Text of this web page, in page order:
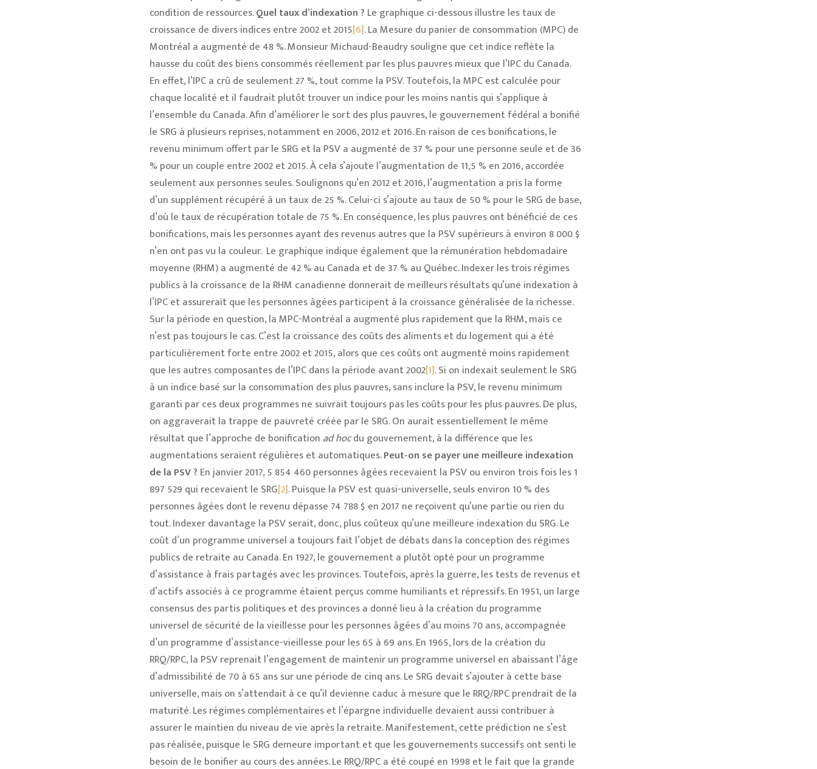
condition de ressources.Quel taux d’indexation ? Le graphique ci-dessous illustre les taux de
croissance de divers indices entre 2002 et 2015[6]. La Mesure du panier de consommation (MPC) de
Montréal a augmenté de 48 %. Monsieur Michaud-Beaudry souligne que cet indice reflète la
hausse du coût des biens consommés réellement par les plus pauvres mieux que l’IPC du Canada.
En effet, l’IPC a crû de seulement 27 %, tout comme la PSV. Toutefois, la MPC est calculée pour
chaque localité et il faudrait plutôt trouver un indice pour les moins nantis qui s’applique à
l’ensemble du Canada. Afin d’améliorer le sort des plus pauvres, le gouvernement fédéral a bonifié
le SRG à plusieurs reprises, notamment en 2006, 2012 et 2016. En raison de ces bonifications, le
revenu minimum offert par le SRG et la PSV a augmenté de 37 % pour une personne seule et de 36
% pour un couple entre 2002 et 2015. À cela s’ajoute l’augmentation de 11,5 % en 2016, accordée
seulement aux personnes seules. Soulignons qu’en 2012 et 2016, l’augmentation a pris la forme
d’un supplément récupéré à un taux de 25 %. Celui-ci s’ajoute au taux de 50 % pour le SRG de base,
d’où le taux de récupération totale de 75 %. En conséquence, les plus pauvres ont bénéficié de ces
bonifications, mais les personnes ayant des revenus autres que la PSV supérieurs à environ 8 000 $
n’en ont pas vu la couleur. Le graphique indique également que la rémunération hebdomadaire
moyenne (RHM) a augmenté de 42 % au Canada et de 37 % au Québec. Indexer les trois régimes
publics à la croissance de la RHM canadienne donnerait de meilleurs résultats qu’une indexation à
l’IPC et assurerait que les personnes âgées participent à la croissance généralisée de la richesse.
Sur la période en question, la MPC-Montréal a augmenté plus rapidement que la RHM, mais ce
n’est pas toujours le cas. C’est la croissance des coûts des aliments et du logement qui a été
particulièrement forte entre 2002 et 2015, alors que ces coûts ont augmenté moins rapidement
que les autres composantes de l’IPC dans la période avant 2002[1]. Si on indexait seulement le SRG
à un indice basé sur la consommation des plus pauvres, sans inclure la PSV, le revenu minimum
garanti par ces deux programmes ne suivrait toujours pas les coûts pour les plus pauvres. De plus,
on aggraverait la trappe de pauvreté créée par le SRG. On aurait essentiellement le même
résultat que l’approche de bonification ad hocdu gouvernement, à la différence que les
augmentations seraient régulières et automatiques.Peut-on se payer une meilleure indexation
de la PSV ? En janvier 2017, 5 854 460 personnes âgées recevaient la PSV ou environ trois fois les 1
897 529 qui recevaient le SRG[2]. Puisque la PSV est quasi-universelle, seuls environ 10 % des
personnes âgées dont le revenu dépasse 74 788 $ en 2017 ne reçoivent qu’une partie ou rien du
tout. Indexer davantage la PSV serait, donc, plus coûteux qu’une meilleure indexation du SRG. Le
coût d’un programme universel a toujours fait l’objet de débats dans la conception des régimes
publics de retraite au Canada. En 1927, le gouvernement a plutôt opté pour un programme
d’assistance à frais partagés avec les provinces. Toutefois, après la guerre, les tests de revenus et
d’actifs associés à ce programme étaient perçus comme humiliants et répressifs. En 1951, un large
consensus des partis politiques et des provinces a donné lieu à la création du programme
universel de sécurité de la vieillesse pour les personnes âgées d’au moins 70 ans, accompagnée
d’un programme d’assistance-vieillesse pour les 65 à 69 ans. En 1965, lors de la création du
RRQ/RPC, la PSV reprenait l’engagement de maintenir un programme universel en abaissant l’âge
d’admissibilité de 70 à 65 ans sur une période de cinq ans. Le SRG devait s’ajouter à cette base
universelle, mais on s’attendait à ce qu’il devienne caduc à mesure que le RRQ/RPC prendrait de la
maturité. Les régimes complémentaires et l’épargne individuelle devaient aussi contribuer à
assurer le maintien du niveau de vie après la retraite. Manifestement, cette prédiction ne s’est
pas réalisée, puisque le SRG demeure important et que les gouvernements successifs ont senti le
besoin de le bonifier au cours des années. Le RRQ/RPC a été coupé en 1998 et le fait que la grande